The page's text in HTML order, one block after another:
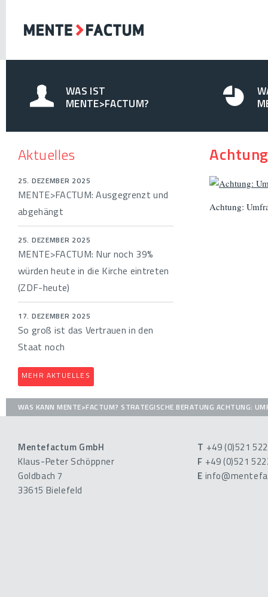
WAS IST
MENTE>FACTUM?
Aktuelles
25. DEZEMBER 2025
MENTE>FACTUM: Ausgegrenzt und
abgehängt
25. DEZEMBER 2025
MENTE>FACTUM: Nur noch 39%
würden heute in die Kirche eintreten
(ZDF-heute)
17. DEZEMBER 2025
So groß ist das Vertrauen in den
Staat noch
MEHR AKTUELLES
Achtung:
WAS KANN MENTE>FACTUM? STRATEGISCHE BERATUNG ACHTUNG:
Mentefactum GmbH
Klaus-Peter Schöppner
Goldbach 7
33615 Bielefeld
T +49 (0)521
F +49 (0)521
E